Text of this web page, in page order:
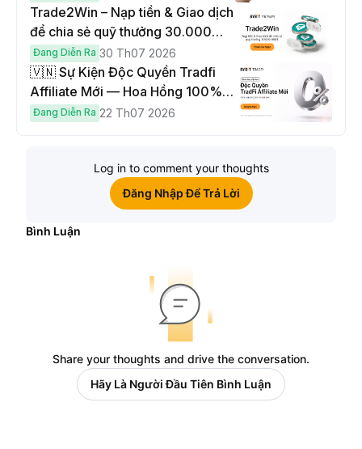
Trade2Win – Nạp tiền & Giao dịch
để chia sẻ quỹ thưởng 30.000
USDT
Đang Diễn Ra 30 Th07 2026
🇻🇳 Sự Kiện Độc Quyền Tradfi
Affiliate Mới — Hoa Hồng 100% &
Hoàn Phí Qua Đêm
Đang Diễn Ra 22 Th07 2026
Log in to comment your thoughts
Đăng Nhập Để Trả Lời
Bình Luận
Share your thoughts and drive the conversation.
Hãy Là Người Đầu Tiên Bình Luận